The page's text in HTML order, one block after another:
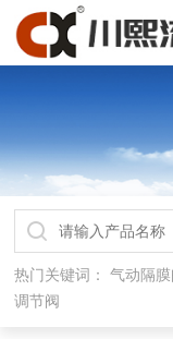
热门关键词：气动隔
调节阀